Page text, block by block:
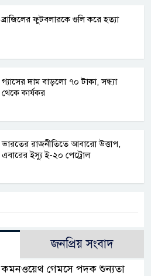
ব্রাজিলের ফুটবলারকে গুলি করে হত্যা
গ্যাসের দাম বাড়লো ৭০ টাকা, সন্ধ্যা
থেকে কার্যকর
ভারতের রাজনীতিতে আবারো উত্তাপ,
এবারের ইস্যু ই-২০ পেট্রোল
জনপ্রিয় সংবাদ
কমনওয়েথ গেমসে পদক শুন্যতা